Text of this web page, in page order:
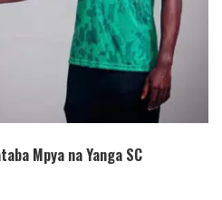
Mpya na Yanga SC